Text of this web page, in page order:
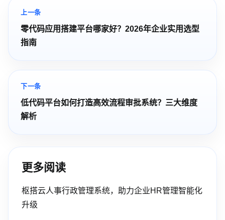
上一条
零代码应用搭建平台哪家好？2026年企业实用选型
指南
下一条
低代码平台如何打造高效流程审批系统？三大维度
解析
更多阅读
枢搭云人事行政管理系统，助力企业HR管理智能化
升级